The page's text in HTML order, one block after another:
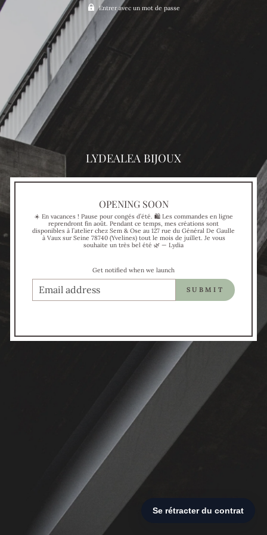
Entrer avec un mot de passe
LYDEALEA BIJOUX
OPENING SOON
☀️ En vacances ! Pause pour congés d’été. 🛍 Les commandes en ligne
reprendront fin août. Pendant ce temps, mes créations sont
disponibles à l’atelier chez Sem & Ose au 127 rue du Général De Gaulle
à Vaux sur Seine 78740 (Yvelines) tout le mois de juillet. Je vous
souhaite un très bel été 🌿 — Lydia
Get notified when we launch
COURRIEL
SUBMIT